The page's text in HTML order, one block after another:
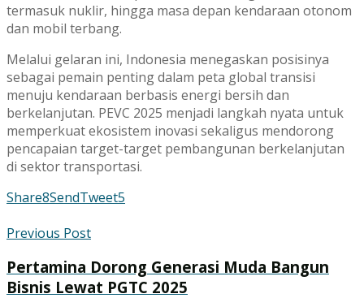
termasuk nuklir, hingga masa depan kendaraan otonom
dan mobil terbang.
Melalui gelaran ini, Indonesia menegaskan posisinya
sebagai pemain penting dalam peta global transisi
menuju kendaraan berbasis energi bersih dan
berkelanjutan. PEVC 2025 menjadi langkah nyata untuk
memperkuat ekosistem inovasi sekaligus mendorong
pencapaian target-target pembangunan berkelanjutan
di sektor transportasi.
Share8SendTweet5
Previous Post
Pertamina Dorong Generasi Muda Bangun
Bisnis Lewat PGTC 2025